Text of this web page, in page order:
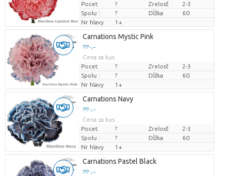
Pocet
? Zrelosť
2-3
Spolu :
? Dĺžka
60
Nr hlavy
1+
Carnations Mystic Pink
??? -,--
Cena za kus
Pocet
? Zrelosť
2-3
Spolu :
? Dĺžka
60
Nr hlavy
1+
Carnations Navy
??? -,--
Cena za kus
Pocet
? Zrelosť
2-3
Spolu :
? Dĺžka
60
Nr hlavy
1+
Carnations Pastel Black
??? -,--